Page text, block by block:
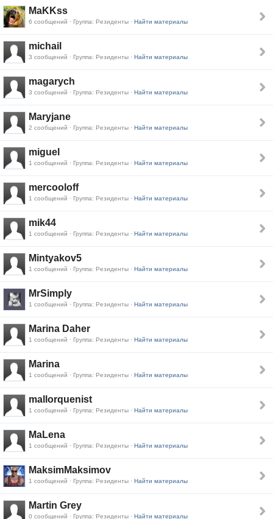
MaKKss
6 сообщений · Группа: Резиденты · Найти материалы
michail
3 сообщений · Группа: Резиденты · Найти материалы
magarych
3 сообщений · Группа: Резиденты · Найти материалы
Maryjane
2 сообщений · Группа: Резиденты · Найти материалы
miguel
1 сообщений · Группа: Резиденты · Найти материалы
mercooloff
1 сообщений · Группа: Резиденты · Найти материалы
mik44
1 сообщений · Группа: Резиденты · Найти материалы
Mintyakov5
1 сообщений · Группа: Резиденты · Найти материалы
MrSimply
1 сообщений · Группа: Резиденты · Найти материалы
Marina Daher
1 сообщений · Группа: Резиденты · Найти материалы
Marina
1 сообщений · Группа: Резиденты · Найти материалы
mallorquenist
1 сообщений · Группа: Резиденты · Найти материалы
MaLena
1 сообщений · Группа: Резиденты · Найти материалы
MaksimMaksimov
1 сообщений · Группа: Резиденты · Найти материалы
Martin Grey
0 сообщений · Группа: Резиденты · Найти материалы